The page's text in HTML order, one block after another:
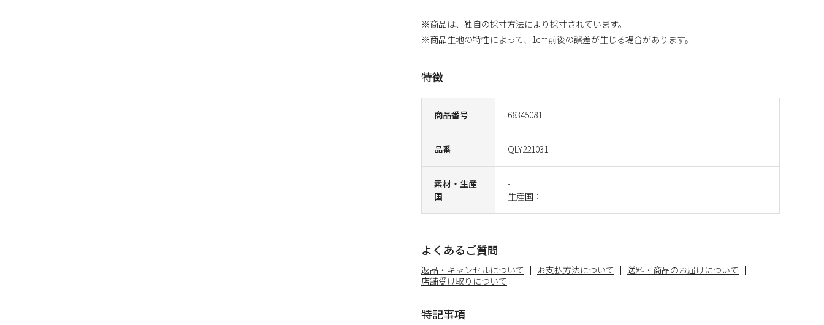
商品番号 68345081
品番 QLY221031
素材・生産
国
-
生産国：-
※商品は、独自の採寸方法により採寸されています。
※商品生地の特性によって、1cm前後の誤差が生じる場合があります。
特徴
よくあるご質問
返品・キャンセルについて お支払方法について
送料・商品のお届けについて
店舗受け取りについて
特記事項